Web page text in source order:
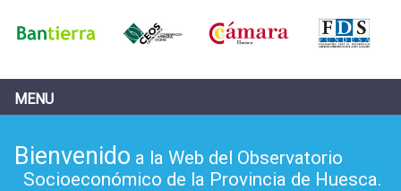
MENU
Bienvenido a la Web del Observatorio
Socioeconómico de la Provincia de Huesca.